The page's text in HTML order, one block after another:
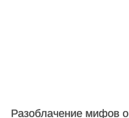
Разоблачение мифов